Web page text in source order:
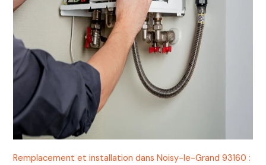
Remplacement et installation dans Noisy-le-Grand 93160 :